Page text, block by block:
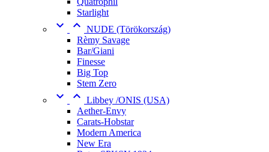
Starlight
  NUDE (Törökország)
Rèmy Savage
Bar/Giani
Finesse
Big Top
Stem Zero
  Libbey /ONIS (USA)
Aether-Envy
Carats-Hobstar
Modern America
New Era